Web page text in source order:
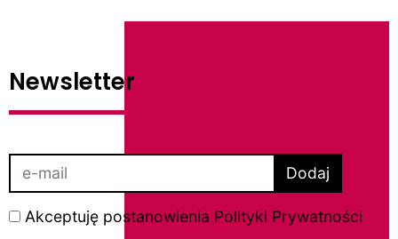
Newsletter
Dodaj
Akceptuję postanowienia Polityki Prywatności